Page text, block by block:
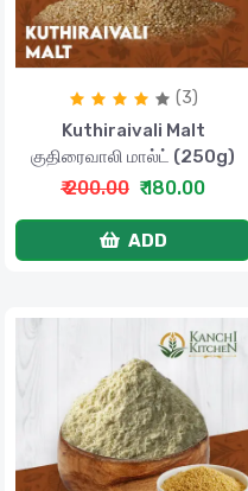
(3)
Kuthiraivali Malt
குதிரைவாலி மால்ட் (250g)
₹ 200.00 ₹ 180.00
ADD